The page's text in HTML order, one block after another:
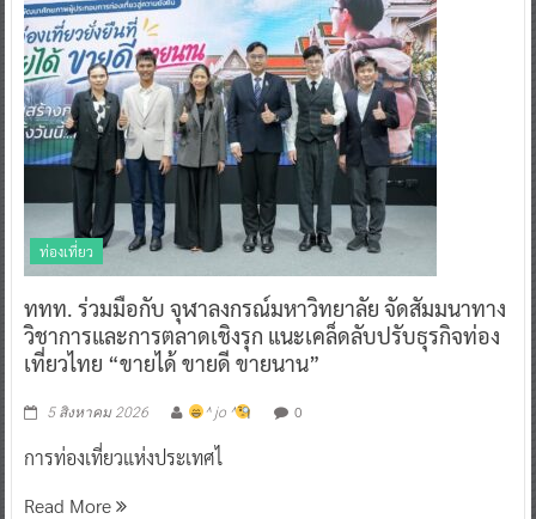
ท่องเที่ยว
ททท. ร่วมมือกับ จุฬาลงกรณ์มหาวิทยาลัย จัดสัมมนาทาง
วิชาการและการตลาดเชิงรุก แนะเคล็ดลับปรับธุรกิจท่อง
เที่ยวไทย “ขายได้ ขายดี ขายนาน”
5 สิงหาคม 2026 ^ jo ^ 0
การท่องเที่ยวแห่งประเทศไ
Read More